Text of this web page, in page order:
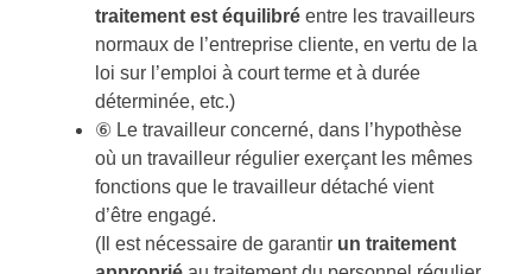
traitement est équilibré entre les travailleurs
normaux de l’entreprise cliente, en vertu de la
loi sur l’emploi à court terme et à durée
déterminée, etc.)
⑥ Le travailleur concerné, dans l’hypothèse
où un travailleur régulier exerçant les mêmes
fonctions que le travailleur détaché vient
d’être engagé.
(Il est nécessaire de garantir un traitement